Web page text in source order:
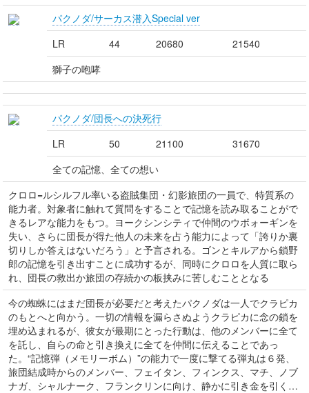
パクノダ/サーカス潜入Special ver
LR
44 20680
21540
獅子の咆哮
パクノダ/団長への決死行
LR
50 21100
31670
全ての記憶、全ての想い
クロロ=ルシルフル率いる盗賊集団・幻影旅団の一員で、特質系の
能力者。対象者に触れて質問をすることで記憶を読み取ることがで
きるレアな能力をもつ。ヨークシンシティで仲間のウボォーギンを
失い、さらに団長が得た他人の未来を占う能力によって「誇りか裏
切りしか答えはないだろう」と予言される。ゴンとキルアから鎖野
郎の記憶を引き出すことに成功するが、同時にクロロを人質に取ら
れ、団長の救出か旅団の存続かの板挟みに苦しむこととなる
今の蜘蛛にはまだ団長が必要だと考えたパクノダは一人でクラピカ
のもとへと向かう。一切の情報を漏らさぬようクラピカに念の鎖を
埋め込まれるが、彼女が最期にとった行動は、他のメンバーに全て
を託し、自らの命と引き換えに全てを仲間に伝えることであっ
た。“記憶弾（メモリーボム）”の能力で一度に撃てる弾丸は６発、
旅団結成時からのメンバー、フェイタン、フィンクス、マチ、ノブ
ナガ、シャルナーク、フランクリンに向け、静かに引き金を引く…